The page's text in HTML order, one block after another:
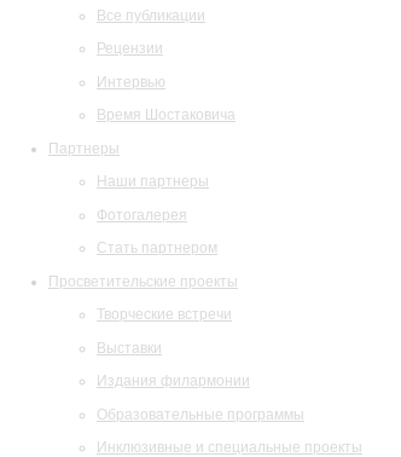
Все публикации
Рецензии
Интервью
Время Шостаковича
Партнеры
Наши партнеры
Фотогалерея
Стать партнером
Просветительские проекты
Творческие встречи
Выставки
Издания филармонии
Образовательные программы
Инклюзивные и специальные проекты